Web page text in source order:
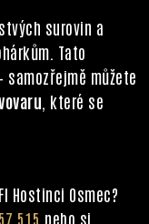
surovin a
Tato
můžete
, které se
Hostinci Osmec?
515 nebo si